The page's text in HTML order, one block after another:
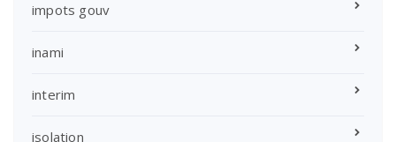
impots gouv
inami
interim
isolation